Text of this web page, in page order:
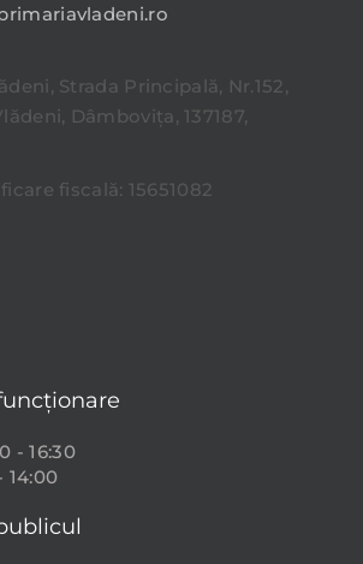
Strada Principală, Nr.152,
Dâmbovița, 137187,
fiscală: 15651082
- 16:30
14:00